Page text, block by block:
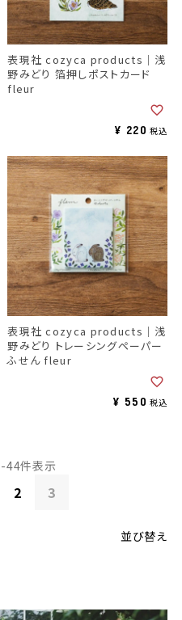
表現社 cozyca products｜浅
野みどり 箔押しポストカード
fleur
¥ 220 税込
表現社 cozyca products｜浅
野みどり トレーシングペーパー
ふせん fleur
¥ 550 税込
並び替え
-44件表示
2 3